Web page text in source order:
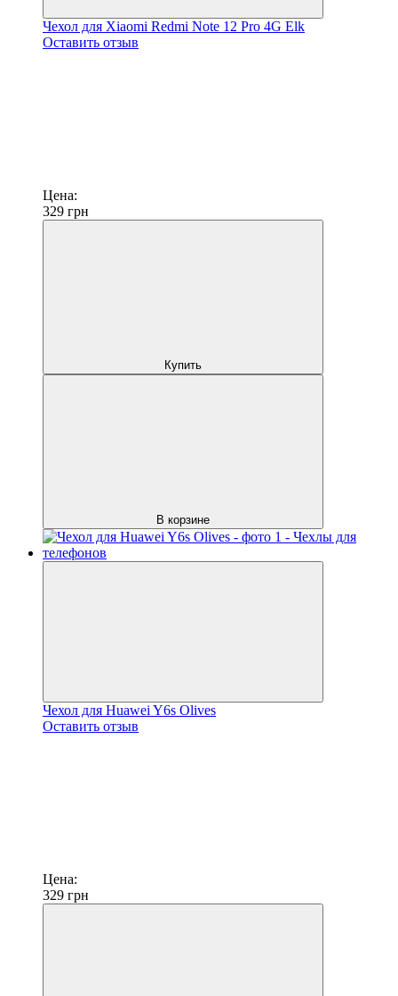
Чехол для Xiaomi Redmi Note 12 Pro 4G Elk
Оставить отзыв
Цена:
329 грн
Купить
В корзине
Чехол для Huawei Y6s Olives
Оставить отзыв
Цена:
329 грн